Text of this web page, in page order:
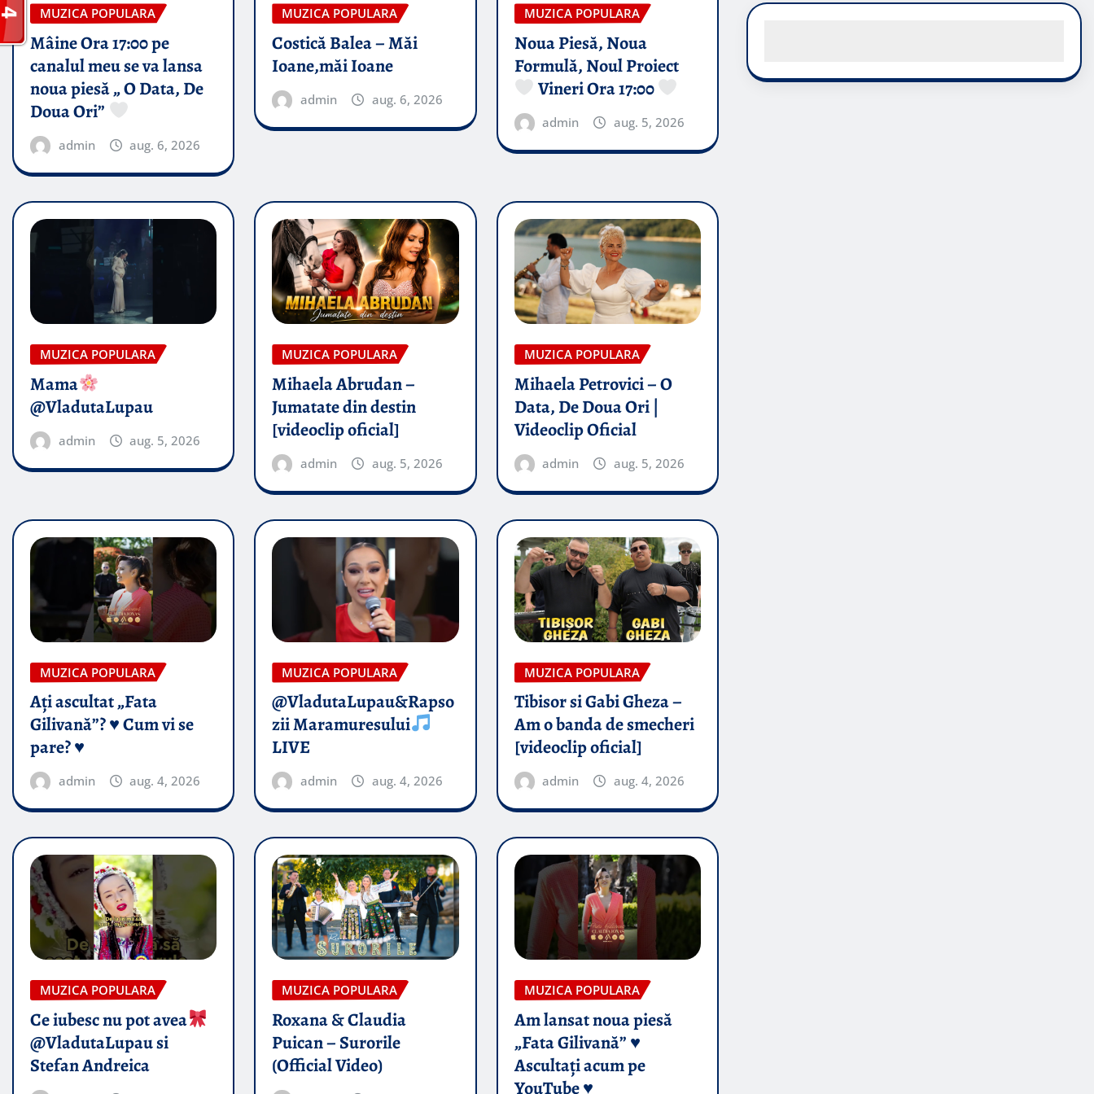
MUZICA POPULARA
Mâine Ora 17:00 pe
canalul meu se va lansa
noua piesă „ O Data, De
Doua Ori”
admin aug. 6, 2026
MUZICA POPULARA
Costică Balea – Măi
Ioane,măi Ioane
admin aug. 6, 2026
MUZICA POPULARA
Noua Piesă, Noua
Formulă, Noul Proiect
Vineri Ora 17:00
admin aug. 5, 2026
MUZICA POPULARA
Mama
@VladutaLupau
admin aug. 5, 2026
MUZICA POPULARA
Mihaela Abrudan –
Jumatate din destin
[videoclip oficial]
admin aug. 5, 2026
MUZICA POPULARA
Mihaela Petrovici – O
Data, De Doua Ori |
Videoclip Oficial
admin aug. 5, 2026
MUZICA POPULARA
Ați ascultat „Fata
Gilivană”? ♥️ Cum vi se
pare? ♥️
admin aug. 4, 2026
MUZICA POPULARA
@VladutaLupau&Rapso
zii Maramuresului
LIVE
admin aug. 4, 2026
MUZICA POPULARA
Tibisor si Gabi Gheza –
Am o banda de smecheri
[videoclip oficial]
admin aug. 4, 2026
MUZICA POPULARA
Ce iubesc nu pot avea
@VladutaLupau si
Stefan Andreica
MUZICA POPULARA
Roxana & Claudia
Puican – Surorile
(Official Video)
MUZICA POPULARA
Am lansat noua piesă
„Fata Gilivană” ♥️
Ascultați acum pe
YouTube ♥️